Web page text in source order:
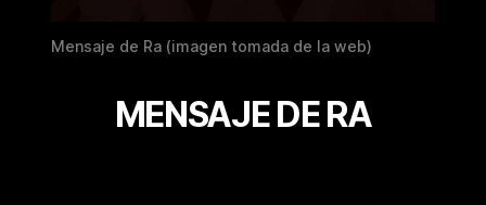
Mensaje de Ra (imagen tomada de la web)
MENSAJE DE RA